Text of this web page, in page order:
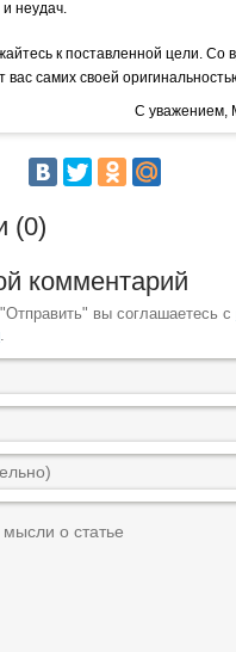
и неудач.
к поставленной цели. Со
самих своей
С уважением,
(0)
комментарий
вы соглашаетесь с
.